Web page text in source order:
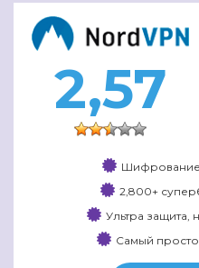
2,57
Шифрование
2,800+
Ультра защита,
Самый